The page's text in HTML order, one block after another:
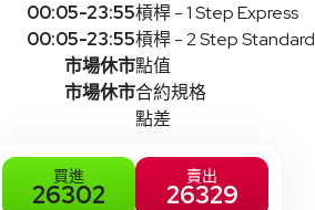
00:05-23:55
00:05-23:55
市場休市
市場休市
槓桿 - 1 Step Express
槓桿 - 2 Step Standard
點值
合約規格
點差
買進
26302
賣出
26329